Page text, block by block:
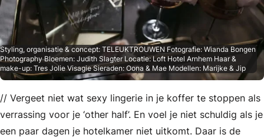
Styling, organisatie & concept: TELEUKTROUWEN Fotografie: Wianda Bongen
Photography Bloemen: Judith Slagter Locatie: Loft Hotel Arnhem Haar &
make-up: Tres Jolie Visagie Sieraden: Oona & Mae Modellen: Marijke & Jip
// Vergeet niet wat sexy lingerie in je koffer te stoppen als
verrassing voor je ‘other half’. En voel je niet schuldig als je
een paar dagen je hotelkamer niet uitkomt. Daar is de